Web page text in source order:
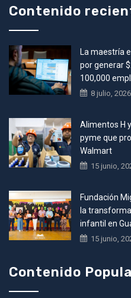
Contenido
La maestría
por generar
100,000
8 julio, 2026
Alimentos H
pyme que
Walmart
15 junio,
Fundación
la
infantil en
15 junio,
Contenido